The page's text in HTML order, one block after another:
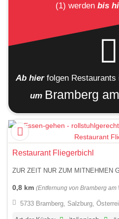
(1) werden bis
Ab hier folgen Restaurants
um Bramberg
Restaurant Fliegerbichl
ZUR ZEIT NUR ZUM MITNEHMEN
0,8 km (Entfernung von Bramberg am
5733 Bramberg, Salzburg,